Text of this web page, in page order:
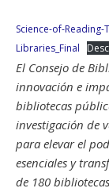
Science-of-
Libraries_Final
El Consejo de
innovación e
bibliotecas
investigación de
para elevar el
esenciales y
de 180